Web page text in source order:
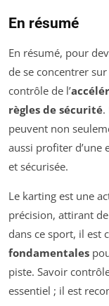
En résumé
En résumé, pour
de se concentrer sur
contrôle de l’
règles de sécurité.
peuvent non
aussi profiter d’une
et sécurisée.
Le karting est une
précision, attirant
dans ce sport, il est
fondamentales
piste. Savoir
essentiel ; il est